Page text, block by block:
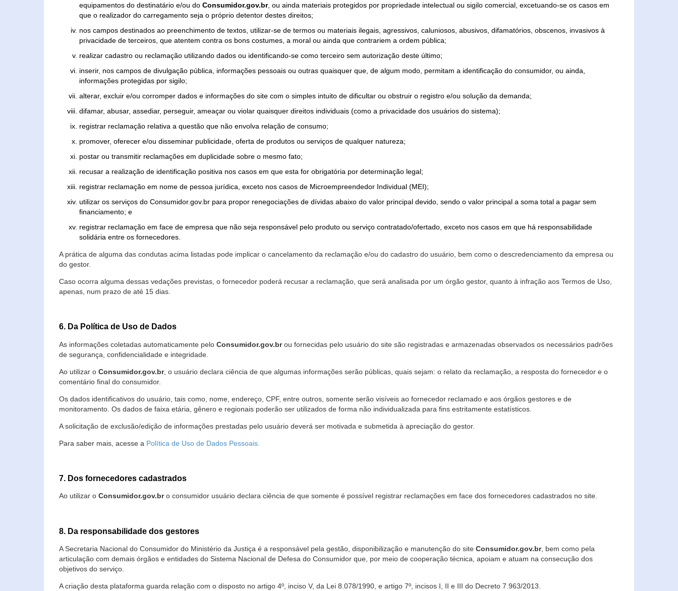
equipamentos do destinatário e/ou do Consumidor.gov.br, ou ainda materiais protegidos por propriedade intelectual ou sigilo comercial, excetuando-se os casos em
que o realizador do carregamento seja o próprio detentor destes direitos;
nos campos destinados ao preenchimento de textos, utilizar-se de termos ou materiais ilegais, agressivos, caluniosos, abusivos, difamatórios, obscenos, invasivos à
privacidade de terceiros, que atentem contra os bons costumes, a moral ou ainda que contrariem a ordem pública;
realizar cadastro ou reclamação utilizando dados ou identificando-se como terceiro sem autorização deste último;
inserir, nos campos de divulgação pública, informações pessoais ou outras quaisquer que, de algum modo, permitam a identificação do consumidor, ou ainda,
informações protegidas por sigilo;
alterar, excluir e/ou corromper dados e informações do site com o simples intuito de dificultar ou obstruir o registro e/ou solução da demanda;
difamar, abusar, assediar, perseguir, ameaçar ou violar quaisquer direitos individuais (como a privacidade dos usuários do sistema);
registrar reclamação relativa a questão que não envolva relação de consumo;
promover, oferecer e/ou disseminar publicidade, oferta de produtos ou serviços de qualquer natureza;
postar ou transmitir reclamações em duplicidade sobre o mesmo fato;
recusar a realização de identificação positiva nos casos em que esta for obrigatória por determinação legal;
registrar reclamação em nome de pessoa jurídica, exceto nos casos de Microempreendedor Individual (MEI);
utilizar os serviços do Consumidor.gov.br para propor renegociações de dívidas abaixo do valor principal devido, sendo o valor principal a soma total a pagar sem
financiamento; e
registrar reclamação em face de empresa que não seja responsável pelo produto ou serviço contratado/ofertado, exceto nos casos em que há responsabilidade
solidária entre os fornecedores.
A prática de alguma das condutas acima listadas pode implicar o cancelamento da reclamação e/ou do cadastro do usuário, bem como o descredenciamento da empresa ou
do gestor.
Caso ocorra alguma dessas vedações previstas, o fornecedor poderá recusar a reclamação, que será analisada por um órgão gestor, quanto à infração aos Termos de Uso,
apenas, num prazo de até 15 dias.
6. Da Política de Uso de Dados
As informações coletadas automaticamente pelo Consumidor.gov.brou fornecidas pelo usuário do site são registradas e armazenadas observados os necessários padrões
de segurança, confidencialidade e integridade.
Ao utilizar o Consumidor.gov.br, o usuário declara ciência de que algumas informações serão públicas, quais sejam: o relato da reclamação, a resposta do fornecedor e o
comentário final do consumidor.
Os dados identificativos do usuário, tais como, nome, endereço, CPF, entre outros, somente serão visíveis ao fornecedor reclamado e aos órgãos gestores e de
monitoramento. Os dados de faixa etária, gênero e regionais poderão ser utilizados de forma não individualizada para fins estritamente estatísticos.
A solicitação de exclusão/edição de informações prestadas pelo usuário deverá ser motivada e submetida à apreciação do gestor.
Para saber mais, acesse a Política de Uso de Dados Pessoais.
7. Dos fornecedores cadastrados
Ao utilizar o Consumidor.gov.bro consumidor usuário declara ciência de que somente é possível registrar reclamações em face dos fornecedores cadastrados no site.
8. Da responsabilidade dos gestores
A Secretaria Nacional do Consumidor do Ministério da Justiça é a responsável pela gestão, disponibilização e manutenção do site Consumidor.gov.br, bem como pela
articulação com demais órgãos e entidades do Sistema Nacional de Defesa do Consumidor que, por meio de cooperação técnica, apoiam e atuam na consecução dos
objetivos do serviço.
A criação desta plataforma guarda relação com o disposto no artigo 4º, inciso V, da Lei 8.078/1990, e artigo 7º, incisos I, II e III do Decreto 7.963/2013.